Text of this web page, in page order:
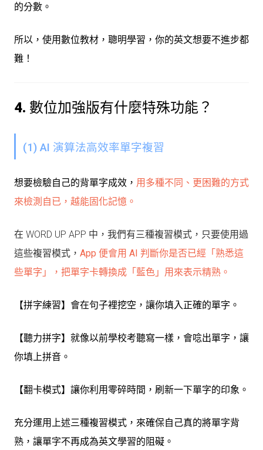
的分數。
所以，使用數位教材，聰明學習，你的英文想要不進步都
難！
4. 數位加強版有什麼特殊功能？
(1) AI 演算法高效率單字複習
想要檢驗自己的背單字成效， 用多種不同、更困難的方式
來檢測自已，越能固化記憶。
在 WORD UP APP 中，我們有三種複習模式，只要使用過
這些複習模式， App 便會用 AI 判斷你是否已經「熟悉這
些單字」，把單字卡轉換成「藍色」用來表示精熟。
【拼字練習】會在句子裡挖空，讓你填入正確的單字。
【聽力拼字】就像以前學校考聽寫一樣，會唸出單字，讓
你填上拼音。
【翻卡模式】讓你利用零碎時間，刷新一下單字的印象。
充分運用上述三種複習模式，來確保自己真的將單字背
熟，讓單字不再成為英文學習的阻礙。